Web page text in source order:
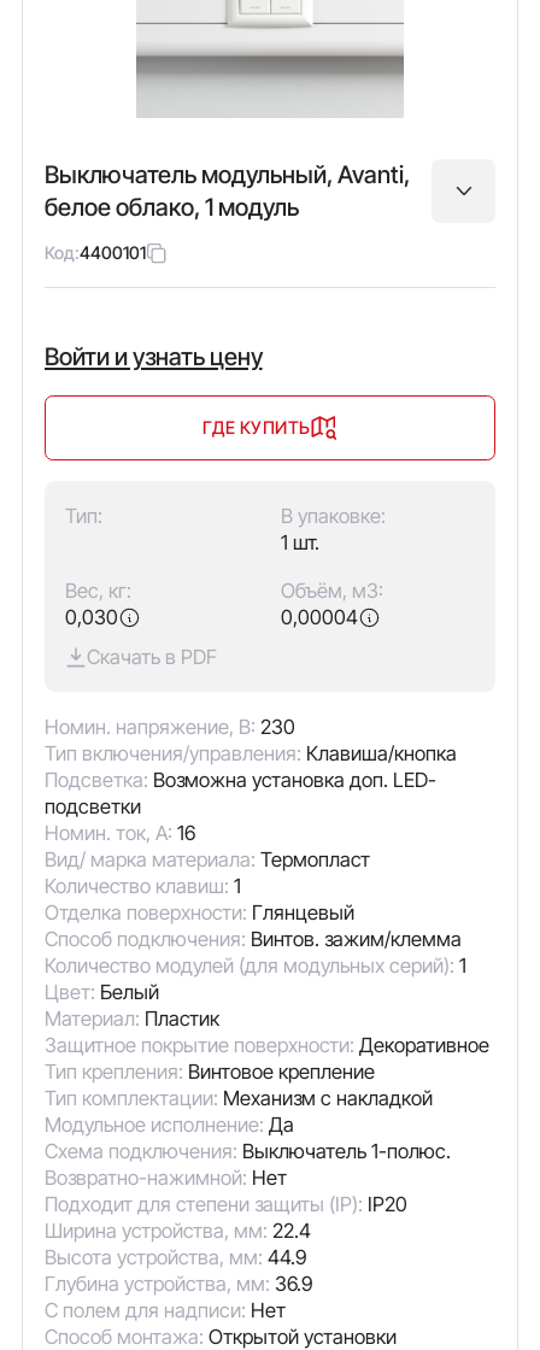
Выключатель модульный, Avanti,
белое облако, 1 модуль
Код:4400101
Войти и узнать цену
ГДЕ КУПИТЬ
Тип:
В упаковке:
1 шт.
Вес, кг:
0,030
Объём, м3:
0,00004
Скачать в PDF
Номин. напряжение, В: 230
Тип включения/управления: Клавиша/кнопка
Подсветка: Возможна установка доп. LED-
подсветки
Номин. ток, А: 16
Вид/ марка материала: Термопласт
Количество клавиш: 1
Отделка поверхности: Глянцевый
Способ подключения: Винтов. зажим/клемма
Количество модулей (для модульных серий): 1
Цвет: Белый
Материал: Пластик
Защитное покрытие поверхности: Декоративное
Тип крепления: Винтовое крепление
Тип комплектации: Механизм с накладкой
Модульное исполнение: Да
Схема подключения: Выключатель 1-полюс.
Возвратно-нажимной: Нет
Подходит для степени защиты (IP): IP20
Ширина устройства, мм: 22.4
Высота устройства, мм: 44.9
Глубина устройства, мм: 36.9
С полем для надписи: Нет
Способ монтажа: Открытой установки